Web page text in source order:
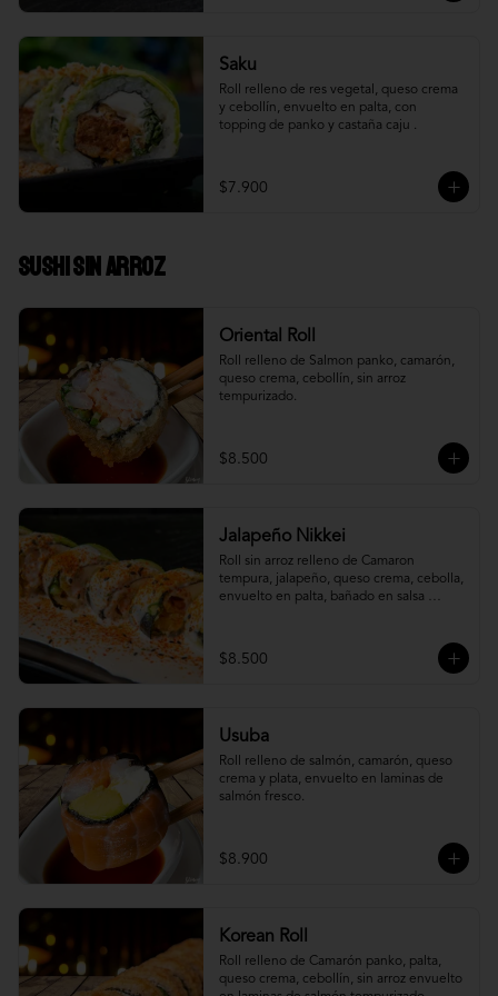
Saku
Roll relleno de res vegetal, queso crema
y cebollín, envuelto en palta, con
topping de panko y castaña caju .
$7.900
Sushi Sin Arroz
Oriental Roll
Roll relleno de Salmon panko, camarón,
queso crema, cebollín, sin arroz
tempurizado.
$8.500
Jalapeño Nikkei
Roll sin arroz relleno de Camaron
tempura, jalapeño, queso crema, cebolla,
envuelto en palta, bañado en salsa
$8.500
Usuba
Roll relleno de salmón, camarón, queso
crema y plata, envuelto en laminas de
salmón fresco.
$8.900
Korean Roll
Roll relleno de Camarón panko, palta,
queso crema, cebollín, sin arroz envuelto